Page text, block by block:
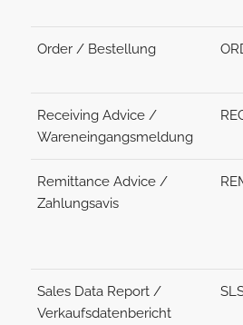
Order / Bestellung
Receiving Advice /
Wareneingangsmeldung
Remittance Advice /
Zahlungsavis
Sales Data Report /
Verkaufsdatenbericht